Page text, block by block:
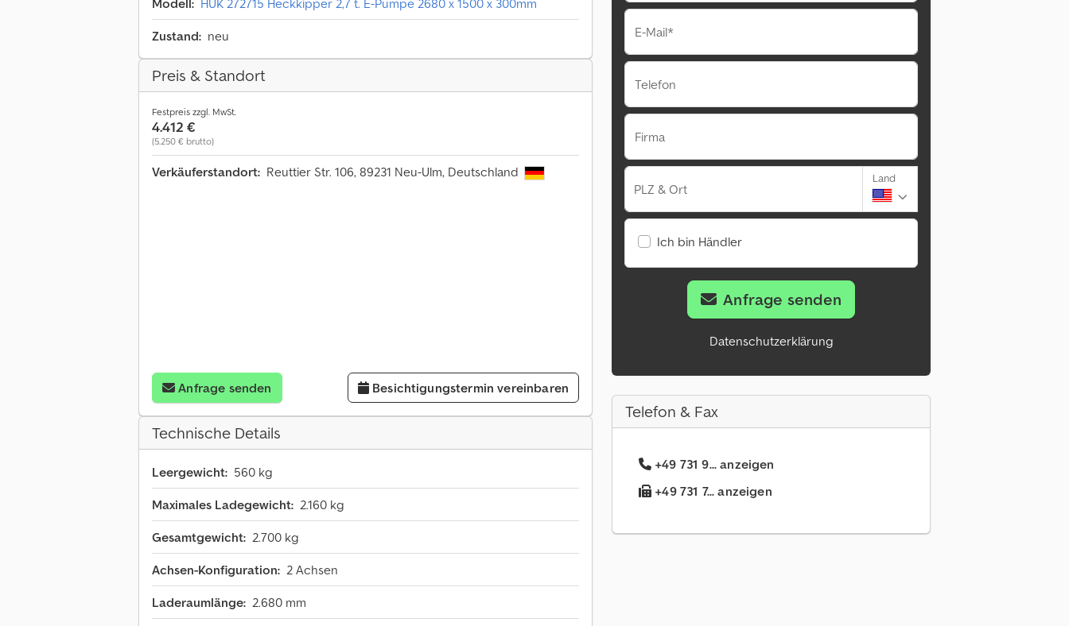
Modell: HUK 272715 Heckkipper 2,7 t. E-Pumpe 2680 x 1500 x 300mm
Zustand: neu
Preis & Standort
Festpreis zzgl. MwSt.
4.412 €
(5.250 € brutto)
Verkäuferstandort: Reuttier Str. 106, 89231 Neu-Ulm, Deutschland
Anfrage senden Besichtigungstermin vereinbaren
Technische Details
Leergewicht: 560 kg
Maximales Ladegewicht: 2.160 kg
Gesamtgewicht: 2.700 kg
Achsen-Konfiguration: 2 Achsen
Laderaumlänge: 2.680 mm
E-Mail*
Telefon
Firma
PLZ & Ort
Land
Ich bin Händler
Anfrage senden
Datenschutzerklärung
Telefon & Fax
+49 731 9... anzeigen
+49 731 7... anzeigen